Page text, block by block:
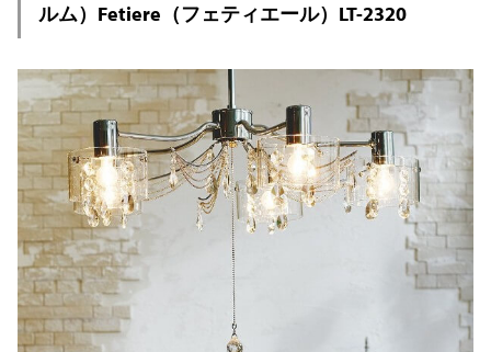
ルム）Fetiere（フェティエール）LT-2320